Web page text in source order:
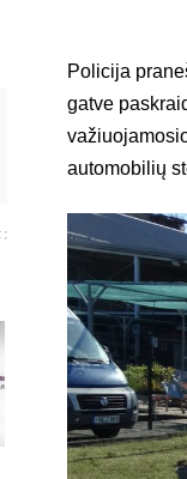
Policija
gatve
automobilių